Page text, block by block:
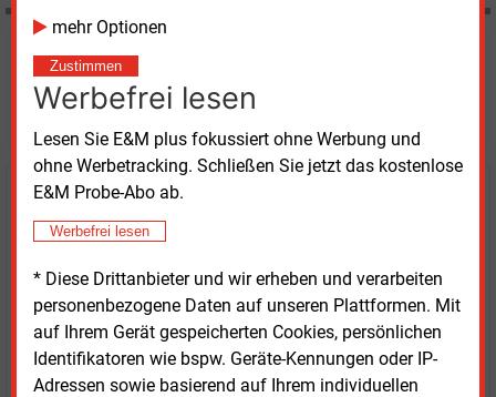
mehr Optionen
Zustimmen
Werbefrei lesen
Lesen Sie E&M plus fokussiert ohne Werbung und
ohne Werbetracking. Schließen Sie jetzt das kostenlose
E&M Probe-Abo ab.
Werbefrei lesen
* Diese Drittanbieter und wir erheben und verarbeiten
personenbezogene Daten auf unseren Plattformen. Mit
auf Ihrem Gerät gespeicherten Cookies, persönlichen
Identifikatoren wie bspw. Geräte-Kennungen oder IP-
Adressen sowie basierend auf Ihrem individuellen
Möchten Sie diese und
weitere Nachrichten lesen?
Kaufen Sie den Artikel
nur €8.93